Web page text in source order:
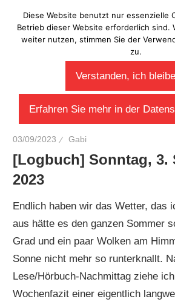
Inhalt
springen
03/09/2023 Gabi
[Logbuch] Sonntag, 3.
2023
Endlich haben wir das Wetter, das
aus hätte es den ganzen Sommer
Grad und ein paar Wolken am
Sonne nicht mehr so runterknallt.
Lese/Hörbuch-Nachmittag ziehe
Wochenfazit einer eigentlich
Diese Website benutzt nur essenzielle
Betrieb dieser Website erforderlich sind.
weiter nutzen, stimmen Sie der
zu.
Verstanden, ich
Erfahren Sie mehr in der